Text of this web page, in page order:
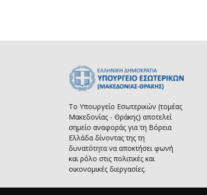
Το Υπουργείο Εσωτερικών (τομέας
Μακεδονίας - Θράκης) αποτελεί
σημείο αναφοράς για τη Βόρεια
Ελλάδα δίνοντας της τη
δυνατότητα να αποκτήσει φωνή
και ρόλο στις πολιτικές και
οικονομικές διεργασίες.